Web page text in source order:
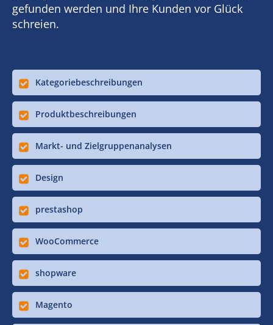
gefunden werden und Ihre Kunden vor Glück
schreien.
Kategoriebeschreibungen
Produktbeschreibungen
Markt- und Zielgruppenanalysen
Design
prestashop
WooCommerce
shopware
Magento